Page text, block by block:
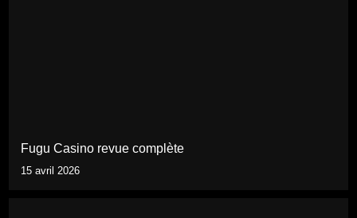
Fugu Casino revue complète
15 avril 2026